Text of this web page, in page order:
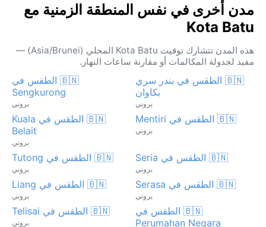
مدن أخرى في نفس المنطقة الزمنية مع
Kota Batu
هذه المدن تتشارك توقيت Kota Batu المحلي (Asia/Brunei) —
مفيد لجدولة المكالمات أو مقارنة ساعات النهار.
🇧🇳 الطقس في بندر سري
بكاوان
بروني
🇧🇳 الطقس في
Sengkurong
بروني
🇧🇳 الطقس في Mentiri
بروني
🇧🇳 الطقس في Kuala
Belait
بروني
🇧🇳 الطقس في Seria
بروني
🇧🇳 الطقس في Tutong
بروني
🇧🇳 الطقس في Serasa
بروني
🇧🇳 الطقس في Liang
بروني
🇧🇳 الطقس في
Perumahan Negara
🇧🇳 الطقس في Telisai
بروني